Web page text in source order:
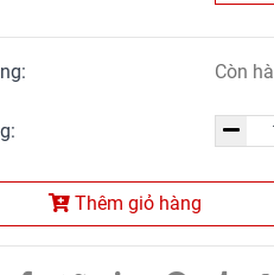
Còn
Thêm giỏ hàng